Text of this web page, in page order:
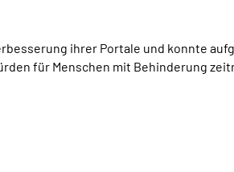
ihrer Portale und konnte
für Menschen mit Behinderung